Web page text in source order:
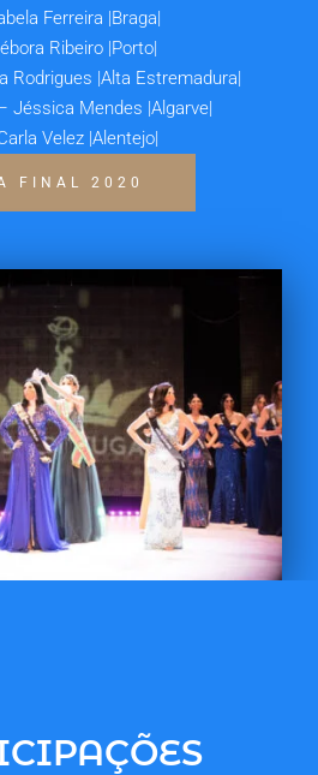
Ferreira |Braga|
Ribeiro |Porto|
Rodrigues |Alta Estremadura|
Jéssica Mendes |Algarve|
Velez |Alentejo|
FINAL 2020